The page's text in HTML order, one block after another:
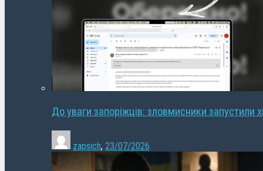
До уваги запоріжців: зловмисники запустили
zapsich, 23/07/2026